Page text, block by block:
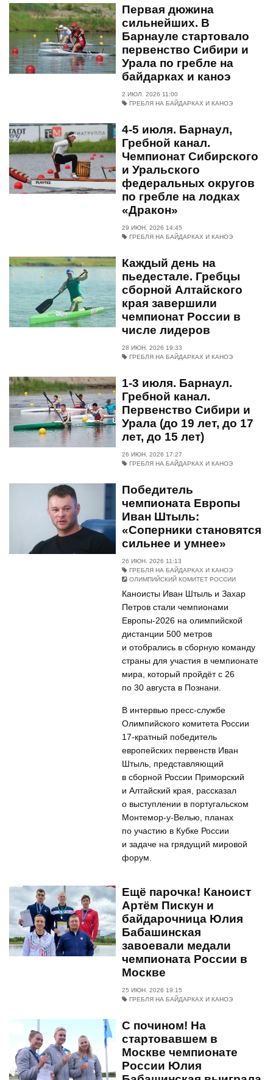
Первая дюжина
сильнейших. В
Барнауле стартовало
первенство Сибири и
Урала по гребле на
байдарках и каноэ
2 ИЮЛ. 2026 11:00
ГРЕБЛЯ НА БАЙДАРКАХ И КАНОЭ
4-5 июля. Барнаул,
Гребной канал.
Чемпионат Сибирского
и Уральского
федеральных округов
по гребле на лодках
«Дракон»
29 ИЮН. 2026 14:45
ГРЕБЛЯ НА БАЙДАРКАХ И КАНОЭ
Каждый день на
пьедестале. Гребцы
сборной Алтайского
края завершили
чемпионат России в
числе лидеров
28 ИЮН. 2026 19:33
ГРЕБЛЯ НА БАЙДАРКАХ И КАНОЭ
1-3 июля. Барнаул.
Гребной канал.
Первенство Сибири и
Урала (до 19 лет, до 17
лет, до 15 лет)
26 ИЮН. 2026 17:27
ГРЕБЛЯ НА БАЙДАРКАХ И КАНОЭ
Победитель
чемпионата Европы
Иван Штыль:
«Соперники становятся
сильнее и умнее»
26 ИЮН. 2026 11:13
ГРЕБЛЯ НА БАЙДАРКАХ И КАНОЭ
ОЛИМПИЙСКИЙ КОМИТЕТ РОССИИ
Каноисты Иван Штыль и Захар
Петров стали чемпионами
Европы-2026 на олимпийской
дистанции 500 метров
и отобрались в сборную команду
страны для участия в чемпионате
мира, который пройдёт с 26
по 30 августа в Познани.
В интервью пресс-службе
Олимпийского комитета России
17-кратный победитель
европейских первенств Иван
Штыль, представляющий
в сборной России Приморский
и Алтайский края, рассказал
о выступлении в португальском
Монтемор-у-Велью, планах
по участию в Кубке России
и задаче на грядущий мировой
форум.
Ещё парочка! Каноист
Артём Пискун и
байдарочница Юлия
Бабашинская
завоевали медали
чемпионата России в
Москве
25 ИЮН. 2026 19:15
ГРЕБЛЯ НА БАЙДАРКАХ И КАНОЭ
С почином! На
стартовавшем в
Москве чемпионате
России Юлия